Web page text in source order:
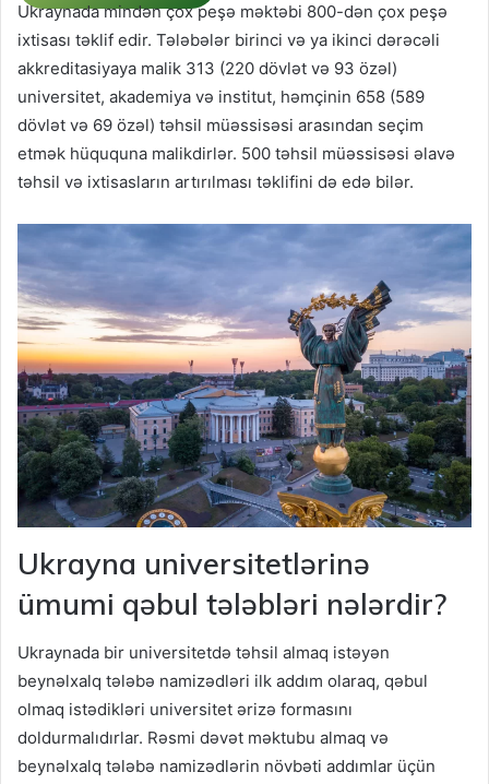
Ukraynada mindən çox peşə məktəbi 800-dən çox peşə
ixtisası təklif edir. Tələbələr birinci və ya ikinci dərəcəli
akkreditasiyaya malik 313 (220 dövlət və 93 özəl)
universitet, akademiya və institut, həmçinin 658 (589
dövlət və 69 özəl) təhsil müəssisəsi arasından seçim
etmək hüququna malikdirlər. 500 təhsil müəssisəsi əlavə
təhsil və ixtisasların artırılması təklifini də edə bilər.
Ukrayna universitetlərinə
ümumi qəbul tələbləri nələrdir?
Ukraynada bir universitetdə təhsil almaq istəyən
beynəlxalq tələbə namizədləri ilk addım olaraq, qəbul
olmaq istədikləri universitet ərizə formasını
doldurmalıdırlar. Rəsmi dəvət məktubu almaq və
beynəlxalq tələbə namizədlərin növbəti addımlar üçün